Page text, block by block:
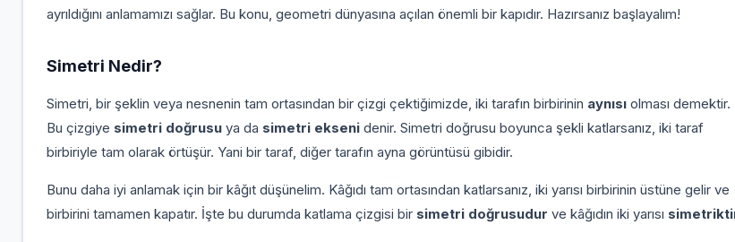
ayrıldığını anlamamızı sağlar. Bu konu, geometri dünyasına açılan önemli bir kapıdır. Hazırsanız başlayalım!
Simetri Nedir?
Simetri, bir şeklin veya nesnenin tam ortasından bir çizgi çektiğimizde, iki tarafın birbirinin aynısıolması demektir.
Bu çizgiye simetri doğrusuya da simetri eksenidenir. Simetri doğrusu boyunca şekli katlarsanız, iki taraf
birbiriyle tam olarak örtüşür. Yani bir taraf, diğer tarafın ayna görüntüsü gibidir.
Bunu daha iyi anlamak için bir kâğıt düşünelim. Kâğıdı tam ortasından katlarsanız, iki yarısı birbirinin üstüne gelir ve
birbirini tamamen kapatır. İşte bu durumda katlama çizgisi bir simetri doğrusudur ve kâğıdın iki yarısı